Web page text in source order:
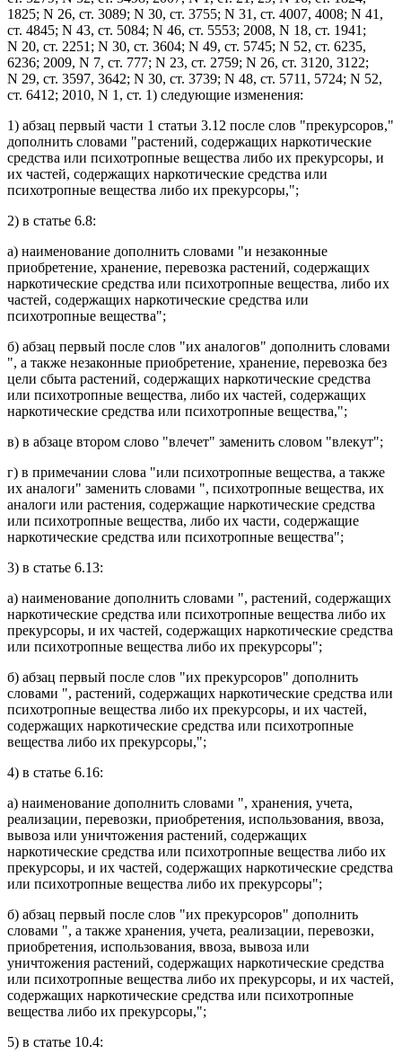
1825; N 26, ст. 3089; N 30, ст. 3755; N 31, ст. 4007, 4008; N 41,
ст. 4845; N 43, ст. 5084; N 46, ст. 5553; 2008, N 18, ст. 1941;
N 20, ст. 2251; N 30, ст. 3604; N 49, ст. 5745; N 52, ст. 6235,
6236; 2009, N 7, ст. 777; N 23, ст. 2759; N 26, ст. 3120, 3122;
N 29, ст. 3597, 3642; N 30, ст. 3739; N 48, ст. 5711, 5724; N 52,
ст. 6412; 2010, N 1, ст. 1) следующие изменения:
1) абзац первый части 1 статьи 3.12 после слов "прекурсоров,"
дополнить словами "растений, содержащих наркотические
средства или психотропные вещества либо их прекурсоры, и
их частей, содержащих наркотические средства или
психотропные вещества либо их прекурсоры,";
2) в статье 6.8:
а) наименование дополнить словами "и незаконные
приобретение, хранение, перевозка растений, содержащих
наркотические средства или психотропные вещества, либо их
частей, содержащих наркотические средства или
психотропные вещества";
б) абзац первый после слов "их аналогов" дополнить словами
", а также незаконные приобретение, хранение, перевозка без
цели сбыта растений, содержащих наркотические средства
или психотропные вещества, либо их частей, содержащих
наркотические средства или психотропные вещества,";
в) в абзаце втором слово "влечет" заменить словом "влекут";
г) в примечании слова "или психотропные вещества, а также
их аналоги" заменить словами ", психотропные вещества, их
аналоги или растения, содержащие наркотические средства
или психотропные вещества, либо их части, содержащие
наркотические средства или психотропные вещества";
3) в статье 6.13:
а) наименование дополнить словами ", растений, содержащих
наркотические средства или психотропные вещества либо их
прекурсоры, и их частей, содержащих наркотические средства
или психотропные вещества либо их прекурсоры";
б) абзац первый после слов "их прекурсоров" дополнить
словами ", растений, содержащих наркотические средства или
психотропные вещества либо их прекурсоры, и их частей,
содержащих наркотические средства или психотропные
вещества либо их прекурсоры,";
4) в статье 6.16:
а) наименование дополнить словами ", хранения, учета,
реализации, перевозки, приобретения, использования, ввоза,
вывоза или уничтожения растений, содержащих
наркотические средства или психотропные вещества либо их
прекурсоры, и их частей, содержащих наркотические средства
или психотропные вещества либо их прекурсоры";
б) абзац первый после слов "их прекурсоров" дополнить
словами ", а также хранения, учета, реализации, перевозки,
приобретения, использования, ввоза, вывоза или
уничтожения растений, содержащих наркотические средства
или психотропные вещества либо их прекурсоры, и их частей,
содержащих наркотические средства или психотропные
вещества либо их прекурсоры,";
5) в статье 10.4: